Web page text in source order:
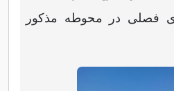
فصلی در محوطه مذکور